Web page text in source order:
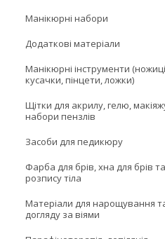
Манікюрні набори
Додаткові матеріали
Манікюрні інструменти
кусачки, пінцети, ложки)
Щітки для акрилу, гелю,
набори пензлів
Засоби для педикюру
Фарба для брів, хна для брів та
розпису тіла
Матеріали для нарощування
догляду за віями